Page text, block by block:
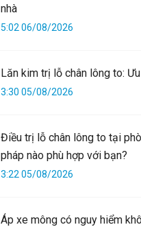
nhà
5:02 06/08/2026
Lăn kim trị lỗ chân lông to:
3:30 05/08/2026
Điều trị lỗ chân lông to tại
pháp nào phù hợp với bạn?
3:22 05/08/2026
Áp xe mông có nguy hiểm